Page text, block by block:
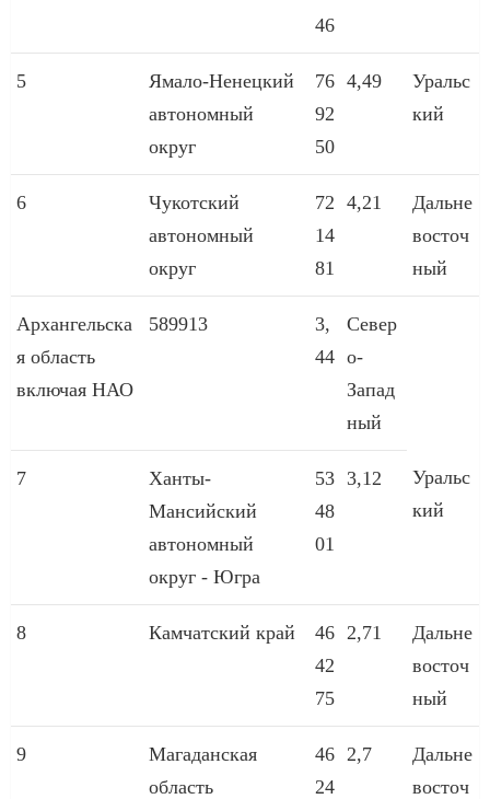
46
5
Ямало-Ненецкий
автономный
округ
76
92
50
4,49
Уральс
кий
6
Чукотский
автономный
округ
72
14
81
4,21
Дальне
восточ
ный
Архангельска
я область
включая НАО
589913
3,
44
Север
о-
Запад
ный
7
Ханты-
Мансийский
автономный
округ - Югра
53
48
01
3,12
Уральс
кий
8 Камчатский край
46
42
75
2,71
Дальне
восточ
ный
9
Магаданская
область
46
24
2,7
Дальне
восточ